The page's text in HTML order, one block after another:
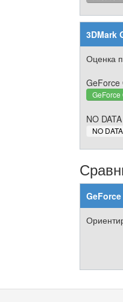
3DMark
Оценка
GeForce
GeForce
NO DATA
NO DATA
0%
GeForce